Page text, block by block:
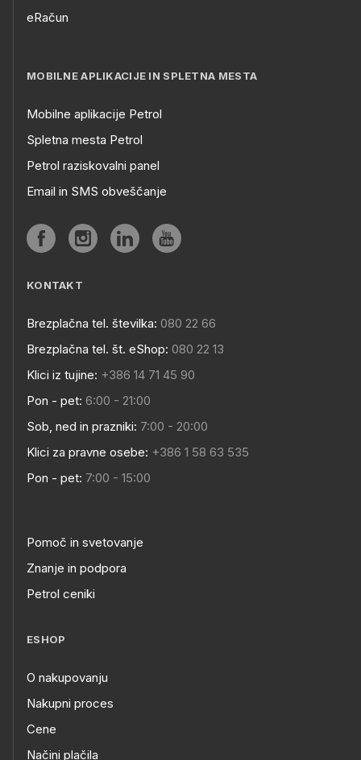
eRačun
MOBILNE APLIKACIJE IN SPLETNA MESTA
Mobilne aplikacije Petrol
Spletna mesta Petrol
Petrol raziskovalni panel
Email in SMS obveščanje
KONTAKT
Brezplačna tel. številka: 080 22 66
Brezplačna tel. št. eShop: 080 22 13
Klici iz tujine: +386 14 71 45 90
Pon - pet: 6:00 - 21:00
Sob, ned in prazniki: 7:00 - 20:00
Klici za pravne osebe: +386 1 58 63 535
Pon - pet: 7:00 - 15:00
Pomoč in svetovanje
Znanje in podpora
Petrol ceniki
ESHOP
O nakupovanju
Nakupni proces
Cene
Načini plačila